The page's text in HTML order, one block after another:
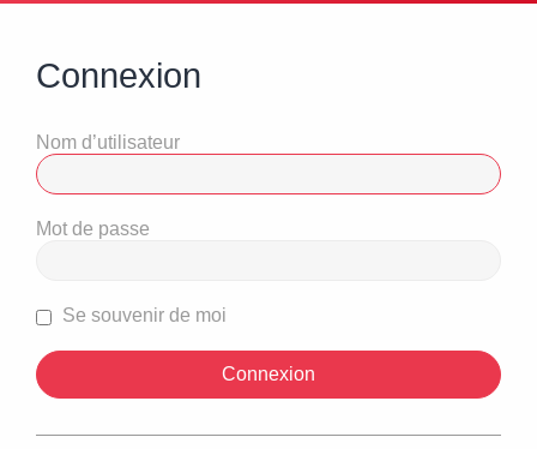
Connexion
Nom d’utilisateur
Mot de passe
Se souvenir de moi